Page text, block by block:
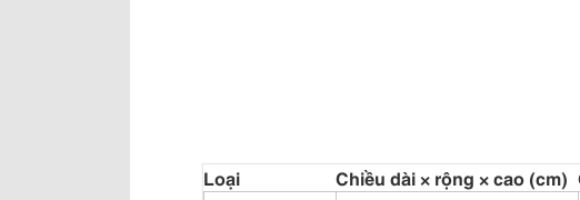
Loại Chiều dài × rộng × cao (cm)